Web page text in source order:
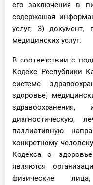
его заключения в
содержащая
услуг; 3) документ,
медицинских услуг.
В соответствии с
Кодекс Республики
системе
здоровье)
здравоохранения,
диагностическую,
паллиативную
конкретному
Кодекса о здоровье
являются
физические